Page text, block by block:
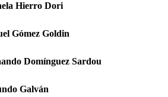
Hierro Dori
Gómez Goldin
Domínguez Sardou
Galván